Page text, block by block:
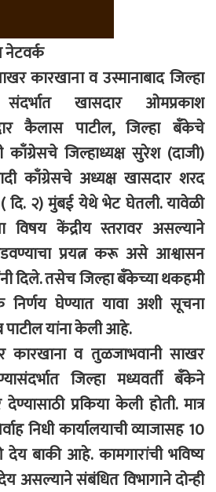
नेटवर्क
कारखाना व उस्मानाबाद जिल्हा
खासदार ओमप्रकाश
कैलास पाटील, जिल्हा बँकेचे
काँग्रेसचे जिल्हाध्यक्ष सुरेश (दाजी)
काँग्रेसचे अध्यक्ष खासदार शरद
दि. २) मुंबई येथे भेट घेतली. यावेळी
विषय केंद्रीय स्तरावर असल्याने
प्रयत्न करू असे आश्वासन
दिले. तसेच जिल्हा बँकेच्या थकहमी
निर्णय घेण्यात यावा अशी सूचना
पाटील यांना केली आहे.
कारखाना व तुळजाभवानी साखर
जिल्हा मध्यवर्ती बँकेने
प्रकिया केली होती. मात्र
निधी कार्यालयाची व्याजासह 10
बाकी आहे. कामगारांची भविष्य
असल्याने संबंधित विभागाने दोन्ही